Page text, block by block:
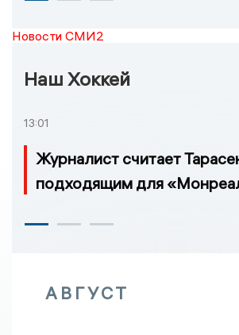
Новости СМИ2
Наш Хоккей
13:01
Журналист считает
подходящим для
АВГУСТ